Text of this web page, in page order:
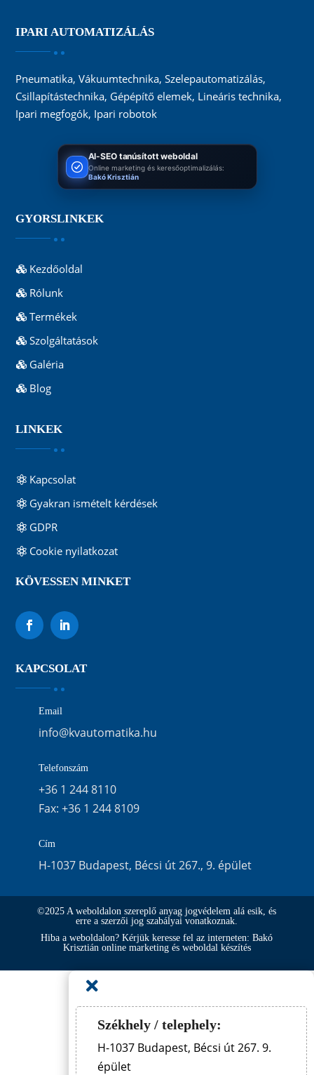
IPARI AUTOMATIZÁLÁS
Pneumatika, Vákuumtechnika, Szelepautomatizálás,
Csillapítástechnika, Gépépítő elemek, Lineáris technika,
Ipari megfogók, Ipari robotok
AI-SEO tanúsított weboldal
Online marketing és keresőoptimalizálás:
Bakó Krisztián
GYORSLINKEK
Kezdőoldal
Rólunk
Termékek
Szolgáltatások
Galéria
Blog
LINKEK
Kapcsolat
Gyakran ismételt kérdések
GDPR
Cookie nyilatkozat
KÖVESSEN MINKET
KAPCSOLAT
Email
info@kvautomatika.hu
Telefonszám
+36 1 244 8110
Fax: +36 1 244 8109
Cím
H-1037 Budapest, Bécsi út 267., 9. épület
©2025 A weboldalon szereplő anyag jogvédelem alá esik, és
erre a szerzői jog szabályai vonatkoznak.
Hiba a weboldalon? Kérjük keresse fel az interneten: Bakó
Krisztián online marketing és weboldal készítés

Székhely / telephely:
H-1037 Budapest, Bécsi út 267. 9.
épület